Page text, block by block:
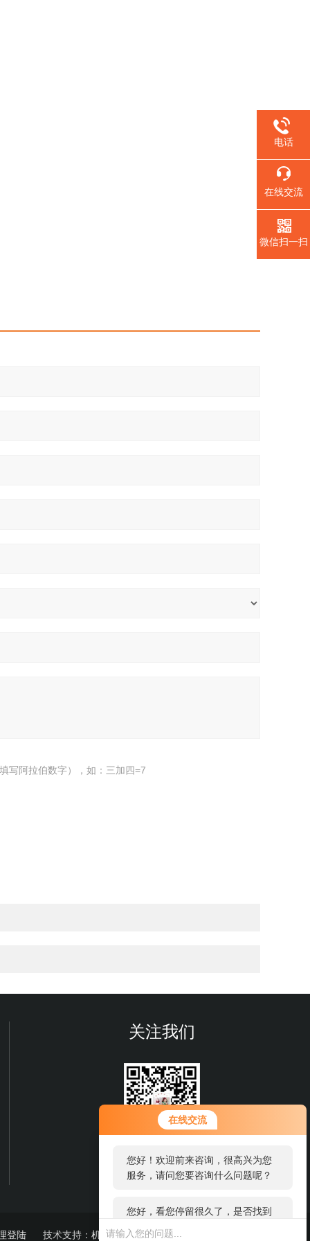
在线交流
您好！欢迎前来咨询，很高兴为您
服务，请问您要咨询什么问题呢？
您好，看您停留很久了，是否找到
了需求产品，您可以直接在线与我
写阿拉伯数字），如：三加四=7
关注我们
欢迎您关注我们的微信公众号
了解更多信息
登陆 技术支持： 机床商务网 sitemap.xml
电话
在线交流
微信扫一扫